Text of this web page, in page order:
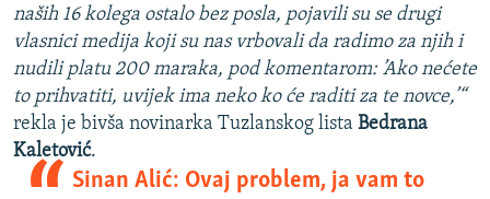
naših 16 kolega ostalo bez posla, pojavili su se drugi
vlasnici medija koji su nas vrbovali da radimo za njih i
nudili platu 200 maraka, pod komentarom: ’Ako nećete
to prihvatiti, uvijek ima neko ko će raditi za te novce,’“
rekla je bivša novinarka Tuzlanskog lista Bedrana
Kaletović.
Sinan Alić: Ovaj problem, ja vam to